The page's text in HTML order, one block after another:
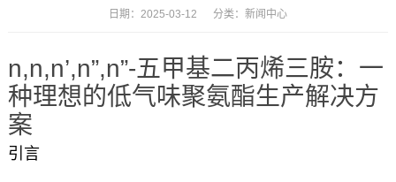
日期：2025-03-12 分类： 新闻中心
n,n,n’,n”,n”-五甲基二丙烯三胺：一
种理想的低气味聚氨酯生产解决方
案
引言